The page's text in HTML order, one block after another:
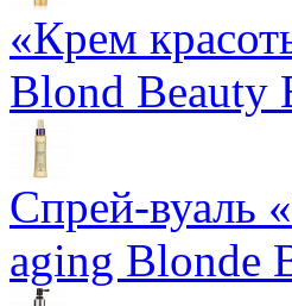
«Крем
Blond Beauty
Спрей-вуаль
aging Blonde